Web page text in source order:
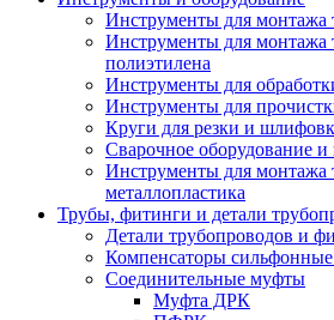
Инструменты для монтажа
Инструменты для монтажа
полиэтилена
Инструменты для
Инструменты для
Круги для резки и
Сварочное оборудование
Инструменты для монтажа
металлопластика
Трубы, фитинги и детали
Детали трубопроводов и
Компенсаторы
Соединительные муфты
Муфта ДРК